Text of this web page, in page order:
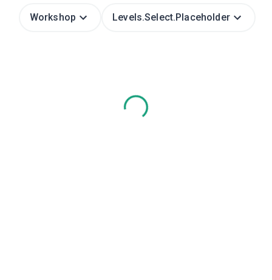
Workshop Levels.select.placeholder